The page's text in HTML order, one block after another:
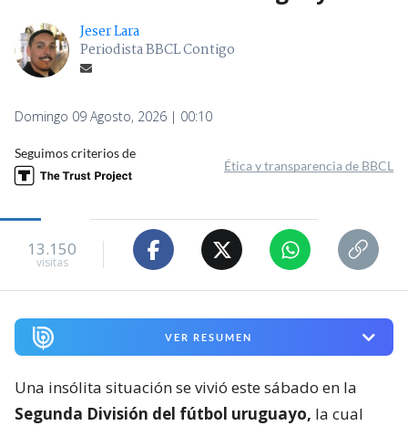
Jeser Lara
Periodista BBCL Contigo
Domingo 09 Agosto, 2026 | 00:10
Seguimos criterios de
Ética y transparencia de BBCL
13.150
visitas
VER RESUMEN
Una insólita situación se vivió este sábado en la
Segunda División del fútbol uruguayo, la cual